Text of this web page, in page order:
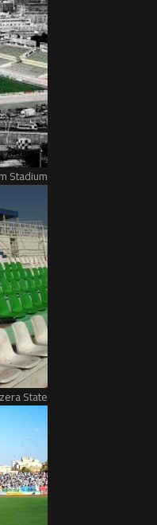
Stadium
State